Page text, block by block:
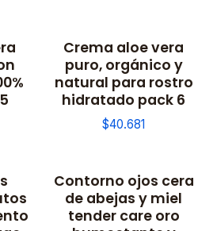
Crema aloe vera
puro, orgánico y
natural para rostro
hidratado pack 6
$40.681
Contorno ojos cera
de abejas y miel
tender care oro